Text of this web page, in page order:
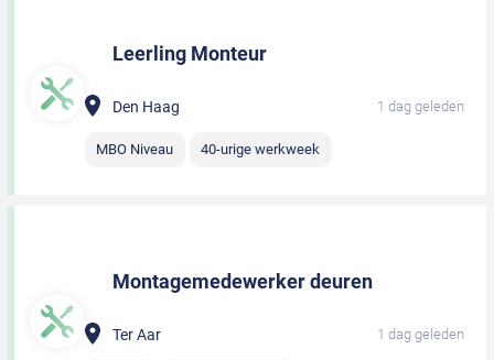
Leerling Monteur
Den Haag 1 dag geleden
MBO Niveau 40-urige werkweek
Montagemedewerker deuren
Ter Aar 1 dag geleden